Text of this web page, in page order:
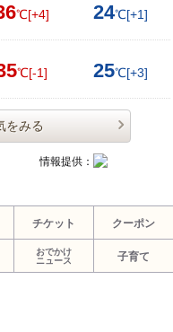
℃[+4] 24℃[+1]
℃[-1] 25℃[+3]
をみる
情報提供：
チケット クーポン
おでかけ
ニュース
子育て